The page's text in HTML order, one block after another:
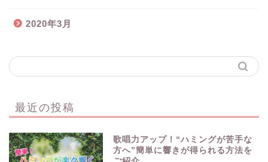
2020年3月
最近の投稿
歌唱力アップ！“ハミングが苦手な
方へ”簡単に響きが得られる方法を